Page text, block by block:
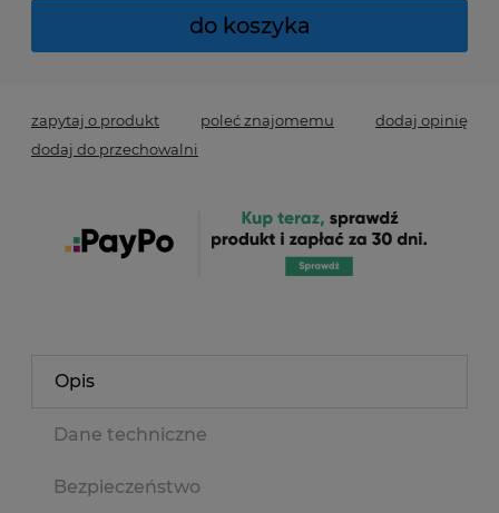
do koszyka
zapytaj o produkt poleć znajomemu
dodaj opinię
dodaj do przechowalni
Opis
Dane techniczne
Bezpieczeństwo